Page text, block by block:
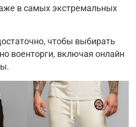
в самых экстремальных
чтобы выбирать
военторги, включая онлайн